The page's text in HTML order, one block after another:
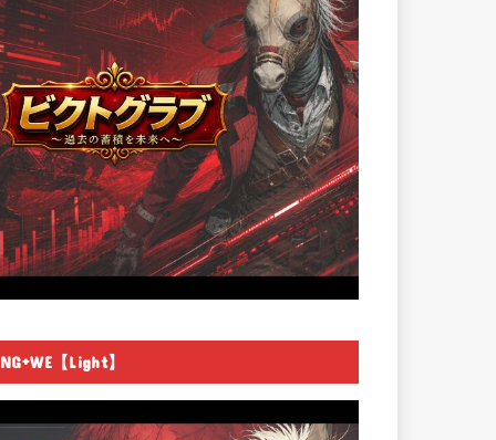
NG+WE【Light】